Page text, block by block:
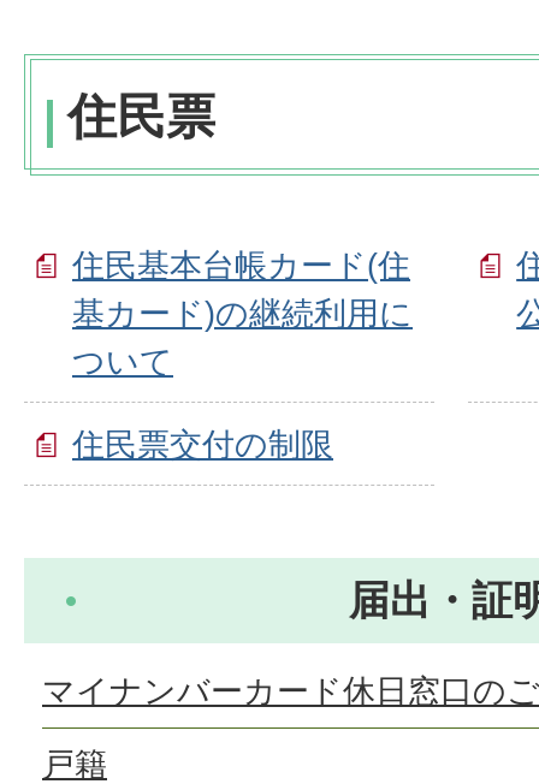
住民票
住民基本台帳カード(住
基カード)の継続利用に
ついて
住民票交付の制限
届出・証
マイナンバーカード休日窓口の
戸籍